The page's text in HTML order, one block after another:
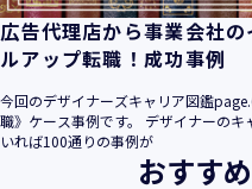
当社は、以下の方法により
ます。
当社サービスにおいて、自
取得・収集させていただき
・電子メール、郵便、書面
広告代理店から事業会社
ルアップ転職！成功事例
今回のデザイナーズキャリア図鑑
職》ケース事例です。 デザイナーの
いれば100通りの事例が
おすす